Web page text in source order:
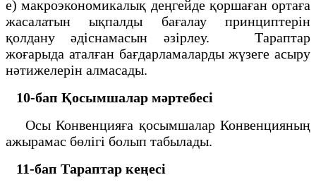
е) макроэкономикалық деңгейде қоршаған ортаға
жасалатын ықпалды бағалау принциптерiн
қолдану әдiснамасын әзiрлеу. Тараптар
жоғарыда аталған бағдарламаларды жүзеге асыру
нәтижелерiн алмасады.
10-бап Қосымшалар мәртебесі
Осы Конвенцияға қосымшалар Конвенцияның
ажырамас бөлiгi болып табылады.
11-бап Тараптар кеңесі